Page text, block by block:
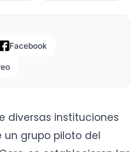
diversas instituciones
un grupo piloto del
Facebook